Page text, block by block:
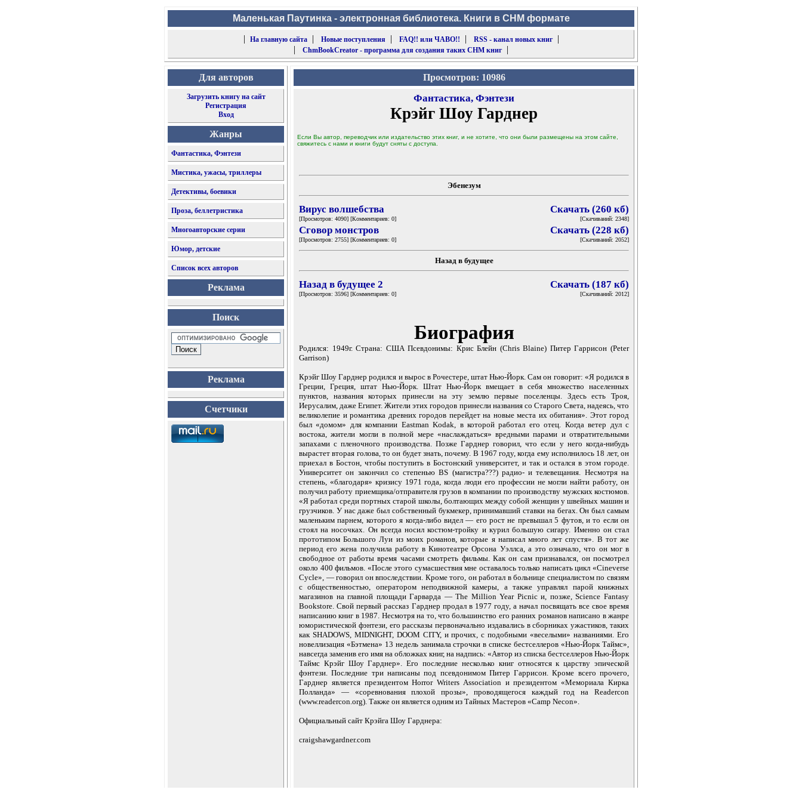
Маленькая Паутинка - электронная библиотека. Книги в CHM формате
|
На главную сайта| Новые поступления | FAQ!! или ЧАВО!! | RSS - канал новых книг|
|
ChmBookCreator - программа для создания таких CHM книг|
Для авторов
Загрузить книгу на сайт
Регистрация
Вход
Жанры
Фантастика, Фэнтези
Мистика, ужасы, триллеры
Детективы, боевики
Проза, беллетристика
Многоавторские серии
Юмор, детские
Список всех авторов
Реклама
Поиск
Реклама
Счетчики
Просмотров: 10986
Фантастика, Фэнтези
Крэйг Шоу Гарднер
Если Вы автор, переводчик или издательство этих книг, и не хотите, что они были размещены на этом сайте,
свяжитесь с нами и книги будут сняты с доступа.
Эбенезум
Вирус волшебства
[Просмотров: 4090] [Комментариев: 0]
Скачать (260 кб)
[Скачиваний: 2348]
Сговор монстров
[Просмотров: 2755] [Комментариев: 0]
Скачать (228 кб)
[Скачиваний: 2052]
Назад в будущее
Назад в будущее 2
[Просмотров: 3596] [Комментариев: 0]
Скачать (187 кб)
[Скачиваний: 2012]
Биография
Родился: 1949г. Страна: США Псевдонимы: Крис Блейн (Chris Blaine) Питер Гаррисон (Peter
Garrison)
Крэйг Шоу Гарднер родился и вырос в Рочестере, штат Нью-Йорк. Сам он говорит: «Я родился в
Греции, Греция, штат Нью-Йорк. Штат Нью-Йорк вмещает в себя множество населенных
пунктов, названия которых принесли на эту землю первые поселенцы. Здесь есть Троя,
Иерусалим, даже Египет. Жители этих городов принесли названия со Старого Света, надеясь, что
великолепие и романтика древних городов перейдет на новые места их обитания». Этот город
был «домом» для компании Eastman Kodak, в которой работал его отец. Когда ветер дул с
востока, жители могли в полной мере «наслаждаться» вредными парами и отвратительными
запахами с пленочного производства. Позже Гарднер говорил, что если у него когда-нибудь
вырастет вторая голова, то он будет знать, почему. В 1967 году, когда ему исполнилось 18 лет, он
приехал в Бостон, чтобы поступить в Бостонский университет, и так и остался в этом городе.
Университет он закончил со степенью BS (магистра???) радио- и телевещания. Несмотря на
степень, «благодаря» кризису 1971 года, когда люди его профессии не могли найти работу, он
получил работу приемщика/отправителя грузов в компании по производству мужских костюмов.
«Я работал среди портных старой школы, болтающих между собой женщин у швейных машин и
грузчиков. У нас даже был собственный букмекер, принимавший ставки на бегах. Он был самым
маленьким парнем, которого я когда-либо видел — его рост не превышал 5 футов, и то если он
стоял на носочках. Он всегда носил костюм-тройку и курил большую сигару. Именно он стал
прототипом Большого Луи из моих романов, которые я написал много лет спустя». В тот же
период его жена получила работу в Кинотеатре Орсона Уэллса, а это означало, что он мог в
свободное от работы время часами смотреть фильмы. Как он сам признавался, он посмотрел
около 400 фильмов. «После этого сумасшествия мне оставалось только написать цикл «Cineverse
Cycle», — говорил он впоследствии. Кроме того, он работал в больнице специалистом по связям
с общественностью, оператором неподвижной камеры, а также управлял парой книжных
магазинов на главной площади Гарварда — The Million Year Picnic и, позже, Science Fantasy
Bookstore. Свой первый рассказ Гарднер продал в 1977 году, а начал посвящать все свое время
написанию книг в 1987. Несмотря на то, что большинство его ранних романов написано в жанре
юмористической фэнтези, его рассказы первоначально издавались в сборниках ужастиков, таких
как SHADOWS, MIDNIGHT, DOOM CITY, и прочих, с подобными «веселыми» названиями. Его
новеллизация «Бэтмена» 13 недель занимала строчки в списке бестселлеров «Нью-Йорк Таймс»,
навсегда заменив его имя на обложках книг, на надпись: «Автор из списка бестселлеров Нью-Йорк
Таймс Крэйг Шоу Гарднер». Его последние несколько книг относятся к царству эпической
фэнтези. Последние три написаны под псевдонимом Питер Гаррисон. Кроме всего прочего,
Гарднер является президентом Horror Writers Association и президентом «Мемориала Кирка
Полланда» — «соревнования плохой прозы», проводящегося каждый год на Readercon
(www.readercon.org). Также он является одним из Тайных Мастеров «Camp Necon».
Официальный сайт Крэйга Шоу Гарднера:
craigshawgardner.com